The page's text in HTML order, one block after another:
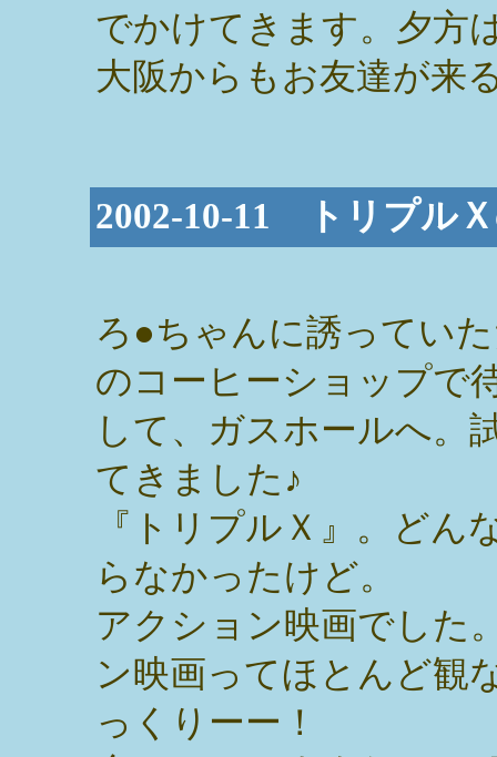
でかけてきます。夕方
大阪からもお友達が来
2002-10-11 トリプル
ろ●ちゃんに誘ってい
のコーヒーショップで
して、ガスホールへ。
てきました♪
『トリプルＸ』。どん
らなかったけど。
アクション映画でした
ン映画ってほとんど観
っくりーー！